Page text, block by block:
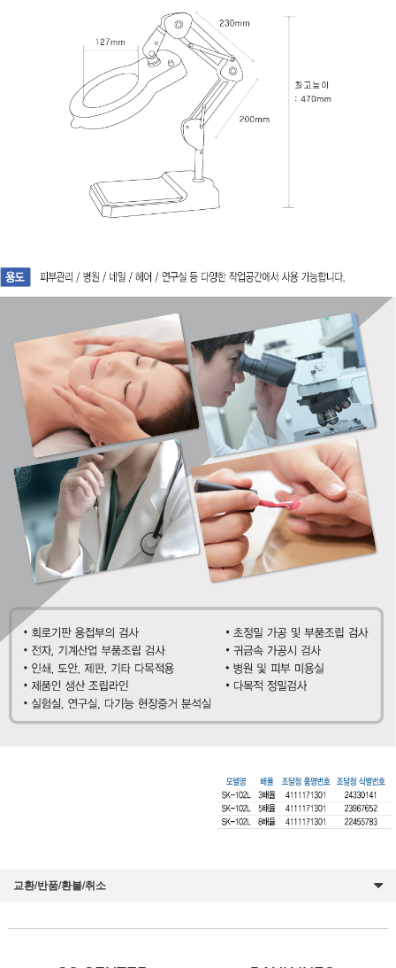
교환/반품/환불/취소